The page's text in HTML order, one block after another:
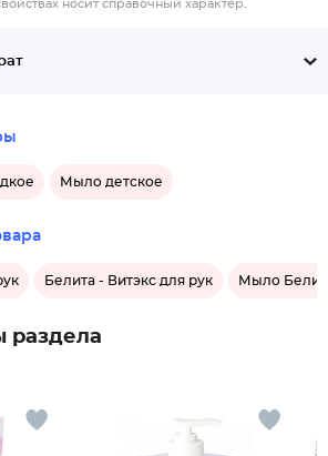
носит справочный характер.
Мыло детское
Белита - Витэкс для рук Мыло
раздела